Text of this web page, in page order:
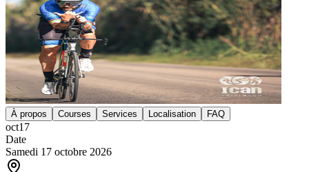
À propos Courses Services Localisation FAQ
oct17
Date
Samedi 17 octobre 2026